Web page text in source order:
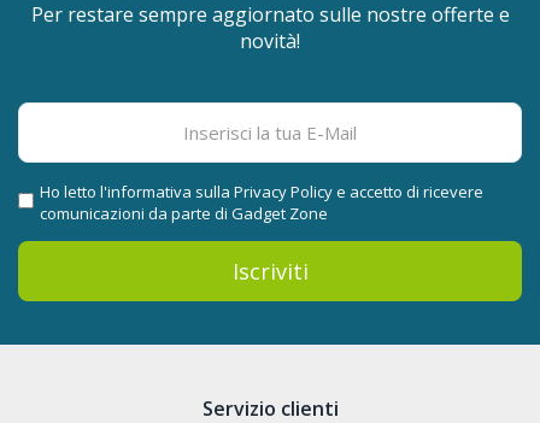
Per restare sempre aggiornato sulle nostre offerte e
novità!
Iscriviti
Ho letto l'informativa sulla Privacy Policye accetto di ricevere
comunicazioni da parte di Gadget Zone
Servizio clienti